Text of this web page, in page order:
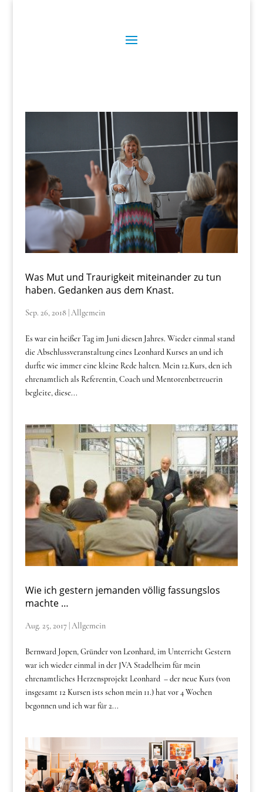
Was Mut und Traurigkeit miteinander zu tun
haben. Gedanken aus dem Knast.
Sep. 26, 2018| Allgemein
Es war ein heißer Tag im Juni diesen Jahres. Wieder einmal stand
die Abschlussveranstaltung eines Leonhard Kurses an und ich
durfte wie immer eine kleine Rede halten. Mein 12.Kurs, den ich
ehrenamtlich als Referentin, Coach und Mentorenbetreuerin
begleite, diese...
Wie ich gestern jemanden völlig fassungslos
machte …
Aug. 25, 2017| Allgemein
Bernward Jopen, Gründer von Leonhard, im Unterricht Gestern
war ich wieder einmal in der JVA Stadelheim für mein
ehrenamtliches Herzensprojekt Leonhard – der neue Kurs (von
insgesamt 12 Kursen ists schon mein 11.) hat vor 4 Wochen
begonnen und ich war für 2...